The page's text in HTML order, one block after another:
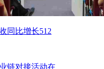
同比增长512